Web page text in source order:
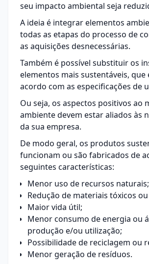
seu impacto ambiental seja
A ideia é integrar elementos
todas as etapas do processo de
as aquisições desnecessárias.
Também é possível substituir os
elementos mais sustentáveis, que
acordo com as especificações de
Ou seja, os aspectos positivos ao
ambiente devem estar aliados às
da sua empresa.
De modo geral, os produtos
funcionam ou são fabricados de
seguintes características:
Menor uso de recursos naturais;
Redução de materiais tóxicos
Maior vida útil;
Menor consumo de energia ou
produção e/ou utilização;
Possibilidade de reciclagem ou
Menor geração de resíduos.